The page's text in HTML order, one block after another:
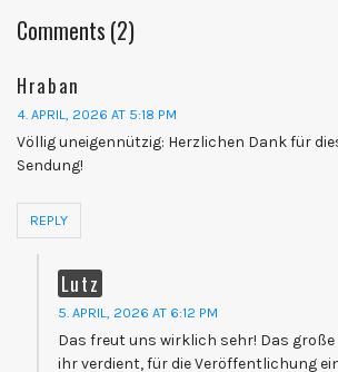
Comments (2)
Hraban
4. APRIL, 2026 AT 5:18 PM
Völlig uneigennützig: Herzlichen Dank für
Sendung!
REPLY
Lutz
5. APRIL, 2026 AT 6:12 PM
Das freut uns wirklich sehr! Das
ihr verdient, für die Veröffentlichung